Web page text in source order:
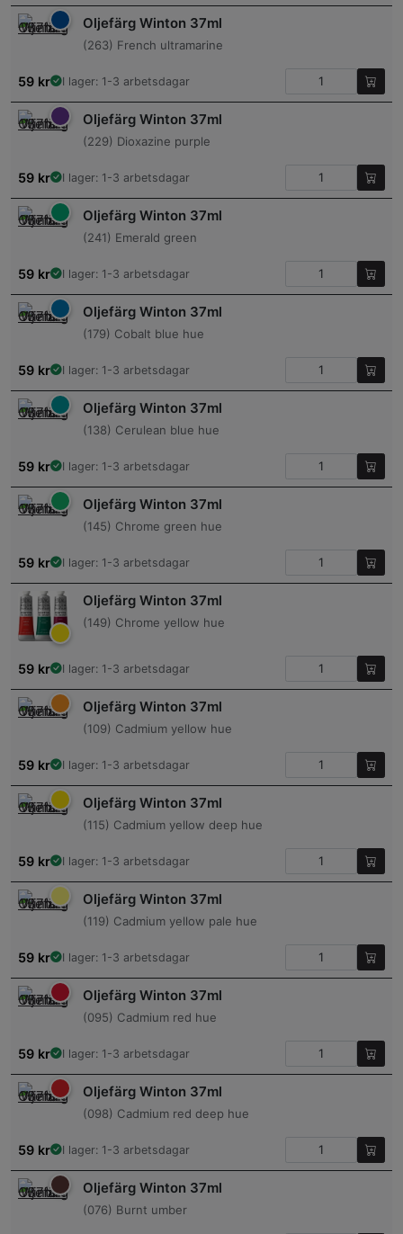
Oljefärg Winton 37ml
(263) French ultramarine
59 kr I lager: 1-3 arbetsdagar
Oljefärg Winton 37ml
(229) Dioxazine purple
59 kr I lager: 1-3 arbetsdagar
Oljefärg Winton 37ml
(241) Emerald green
59 kr I lager: 1-3 arbetsdagar
Oljefärg Winton 37ml
(179) Cobalt blue hue
59 kr I lager: 1-3 arbetsdagar
Oljefärg Winton 37ml
(138) Cerulean blue hue
59 kr I lager: 1-3 arbetsdagar
Oljefärg Winton 37ml
(145) Chrome green hue
59 kr I lager: 1-3 arbetsdagar
Oljefärg Winton 37ml
(149) Chrome yellow hue
59 kr I lager: 1-3 arbetsdagar
Oljefärg Winton 37ml
(109) Cadmium yellow hue
59 kr I lager: 1-3 arbetsdagar
Oljefärg Winton 37ml
(115) Cadmium yellow deep hue
59 kr I lager: 1-3 arbetsdagar
Oljefärg Winton 37ml
(119) Cadmium yellow pale hue
59 kr I lager: 1-3 arbetsdagar
Oljefärg Winton 37ml
(095) Cadmium red hue
59 kr I lager: 1-3 arbetsdagar
Oljefärg Winton 37ml
(098) Cadmium red deep hue
59 kr I lager: 1-3 arbetsdagar
Oljefärg Winton 37ml
(076) Burnt umber